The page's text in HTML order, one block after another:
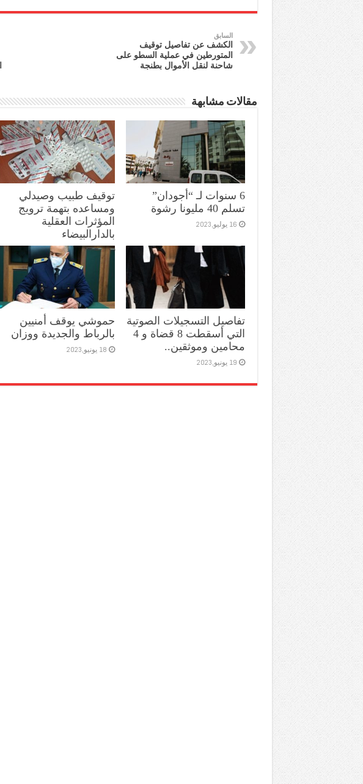
السابق
الكشف عن تفاصيل توقيف
المتورطين في عملية السطو على
شاحنة لنقل الأموال بطنجة
مقالات مشابهة
6 سنوات لـ “أجودان”
تسلم 40 مليونا رشوة
16 يوليو,2023
توقيف طبيب وصيدلي
ومساعده بتهمة ترويج
المؤثرات العقلية
بالدارالبيضاء
11 يوليو,2023
تفاصيل التسجيلات الصوتية
التي أسقطت 8 قضاة و 4
محامين وموثقين..
19 يونيو,2023
حموشي يوقف أمنيين
بالرباط والجديدة ووزان
18 يونيو,2023